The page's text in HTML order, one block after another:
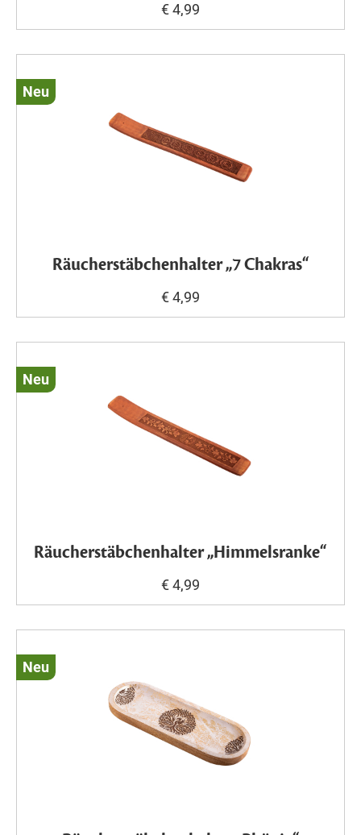
€ 4,99
Neu
Räucherstäbchenhalter „7 Chakras“
€ 4,99
Neu
Räucherstäbchenhalter „Himmelsranke“
€ 4,99
Neu